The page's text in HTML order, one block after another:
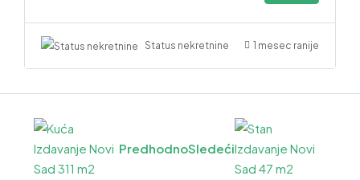
Status nekretnine 1 mesec ranije
PredhodnoSledeći